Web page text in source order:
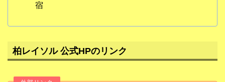
宿
柏レイソル 公式HPのリンク